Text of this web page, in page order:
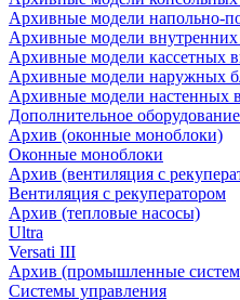
Архивные модели напольно-
Архивные модели внутренних
Архивные модели кассетных
Архивные модели наружных
Архивные модели настенных
Дополнительное
Архив (оконные моноблоки)
Оконные моноблоки
Архив (вентиляция с
Вентиляция с рекуператором
Архив (тепловые насосы)
Ultra
Versati III
Архив (промышленные
Системы управления